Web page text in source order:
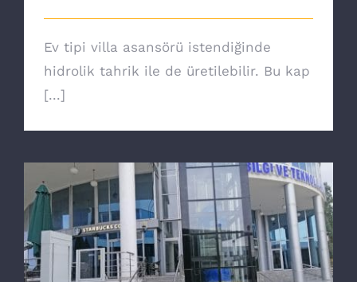
Ev tipi villa asansörü istendiğinde
hidrolik tahrik ile de üretilebilir. Bu kap
[...]
Yeni nesil Core engelli asansörü